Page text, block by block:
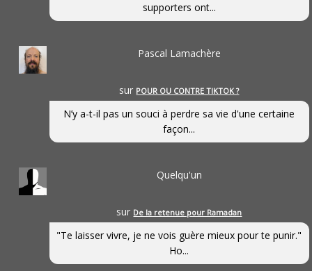
supporters ont...
Pascal Lamachère
sur POUR OU CONTRE TIKTOK ?
N’y a-t-il pas un souci à perdre sa vie d'une certaine
façon...
Quelqu'un
sur De la retenue pour Ramadan
"Te laisser vivre, je ne vois guère mieux pour te punir."
Ho...